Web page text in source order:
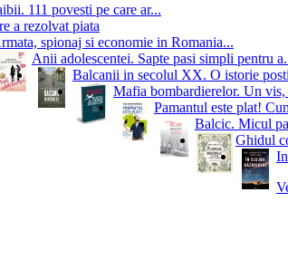
111 povesti pe care ar...
a rezolvat piata
spionaj si economie in Romania...
Anii adolescentei. Sapte pasi simpli pentru
Balcanii in secolul XX. O istorie
Mafia bombardierelor. Un vis,
Pamantul este plat!
Balcic. Micul
Ghidul